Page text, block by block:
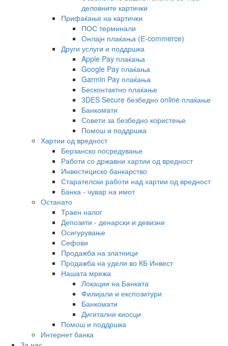
деловните картички
Прифаќање на картички
ПОС терминали
Онлајн плаќања (Е-commerce)
Други услуги и поддршка
Apple Pay плаќања
Google Pay плаќања
Garmin Pay плаќања
Бесконтактно плаќање
3DES Secure безбедно online плаќање
Банкомати
Совети за безбедно користење
Помош и поддршка
Хартии од вредност
Берзанско посредување
Работи со државни хартии од вредност
Инвестициско банкарство
Старателски работи над хартии од вредност
Банка - чувар на имот
Останато
Траен налог
Депозити - денарски и девизни
Осигурување
Сефови
Продажба на златници
Продажба на удели во КБ Инвест
Нашата мрежа
Локации на Банката
Филијали и експозитури
Банкомати
Дигитални киосци
Помош и поддршка
Интернет банка